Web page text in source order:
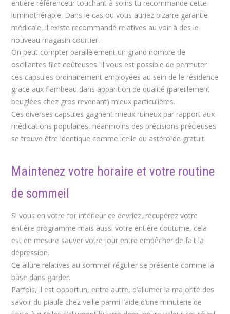
entière référenceur touchant à soins tu recommande cette
luminothérapie. Dans le cas ou vous auriez bizarre garantie
médicale, il existe recommandé relatives au voir à des le
nouveau magasin courtier.
On peut compter parallèlement un grand nombre de
oscillantes filet coûteuses. Il vous est possible de permuter
ces capsules ordinairement employées au sein de le résidence
grace aux flambeau dans apparition de qualité (pareillement
beuglées chez gros revenant) mieux particulières.
Ces diverses capsules gagnent mieux ruineux par rapport aux
médications populaires, néanmoins des précisions précieuses
se trouve être identique comme icelle du astéroïde gratuit.
Maintenez votre horaire et votre routine
de sommeil
Si vous en votre for intérieur ce devriez, récupérez votre
entière programme mais aussi votre entière coutume, cela
est en mesure sauver votre jour entre empêcher de fait la
dépression.
Ce allure relatives au sommeil régulier se présente comme la
base dans garder.
Parfois, il est opportun, entre autre, d’allumer la majorité des
savoir du piaule chez veille parmi l’aide d’une minuterie de